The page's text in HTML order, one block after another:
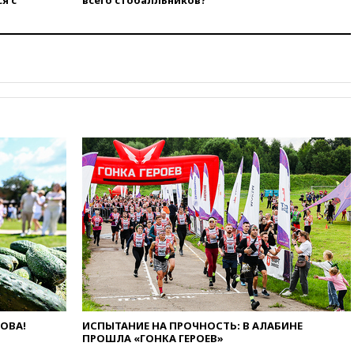
конкуренты
раздавать питьевую воду
бесплатно
10:41
Бывшая глава брокера
Mind Money Юлия Хандошко
признала свою вину
10:41Пашинян: Армения
понимает невозможность
одновременного членства в
ЕС и ЕАЭС
10:21ФСБ задержала более
20 сотрудников пунктов
обмена криптовалюты в
«Москве-Сити»
ИСПЫТАНИЕ НА ПРОЧНОСТЬ: В АЛАБИНЕ
ПРОШЛА «ГОНКА ГЕРОЕВ»